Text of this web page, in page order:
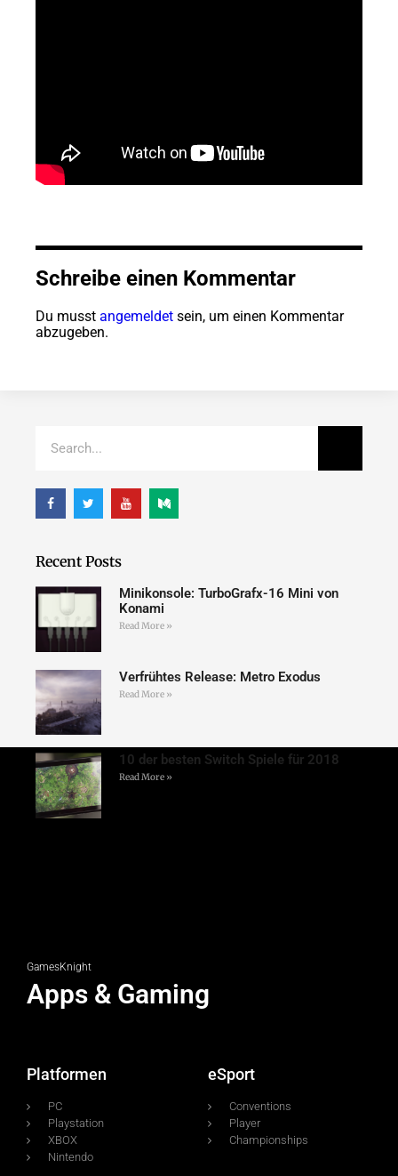
Schreibe einen Kommentar
Du musst angemeldet sein, um einen Kommentar
abzugeben.
Recent Posts
Minikonsole: TurboGrafx-16 Mini von
Konami
Read More »
Verfrühtes Release: Metro Exodus
Read More »
10 der besten Switch Spiele für 2018
Read More »
GamesKnight
Apps & Gaming
Platformen
PC
Playstation
XBOX
Nintendo
eSport
Conventions
Player
Championships